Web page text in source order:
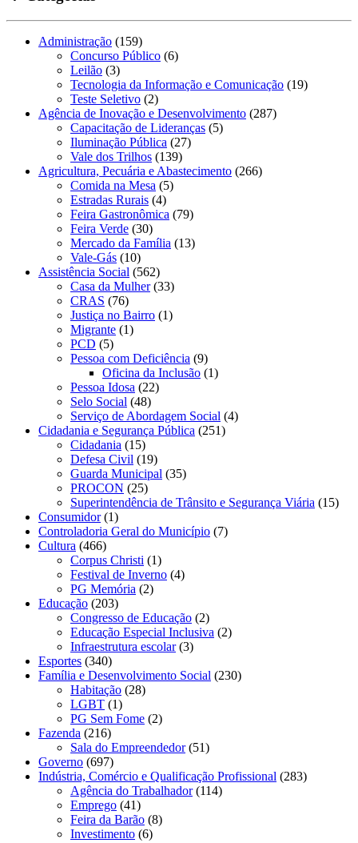
Administração (159)
Concurso Público (6)
Leilão (3)
Tecnologia da Informação e Comunicação (19)
Teste Seletivo (2)
Agência de Inovação e Desenvolvimento (287)
Capacitação de Lideranças (5)
Iluminação Pública (27)
Vale dos Trilhos (139)
Agricultura, Pecuária e Abastecimento (266)
Comida na Mesa (5)
Estradas Rurais (4)
Feira Gastronômica (79)
Feira Verde (30)
Mercado da Família (13)
Vale-Gás (10)
Assistência Social (562)
Casa da Mulher(33)
CRAS (76)
Justiça no Bairro (1)
Migrante (1)
PCD (5)
Pessoa com Deficiência (9)
Oficina da Inclusão (1)
Pessoa Idosa (22)
Selo Social (48)
Serviço de Abordagem Social (4)
Cidadania e Segurança Pública (251)
Cidadania (15)
Defesa Civil (19)
Guarda Municipal (35)
PROCON (25)
Superintendência de Trânsito e Segurança Viária (15)
Consumidor(1)
Controladoria Geral do Município (7)
Cultura (466)
Corpus Christi (1)
Festival de Inverno (4)
PG Memória (2)
Educação (203)
Congresso de Educação (2)
Educação Especial Inclusiva (2)
Infraestrutura escolar(3)
Esportes (340)
Família e Desenvolvimento Social (230)
Habitação (28)
LGBT (1)
PG Sem Fome (2)
Fazenda (216)
Sala do Empreendedor(51)
Governo (697)
Indústria, Comércio e Qualificação Profissional (283)
Agência do Trabalhador(114)
Emprego (41)
Feira da Barão (8)
Investimento (6)